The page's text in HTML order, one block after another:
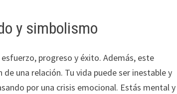
y simbolismo
progreso y éxito. Además, este
una relación. Tu vida puede ser inestable y
por una crisis emocional. Estás mental y